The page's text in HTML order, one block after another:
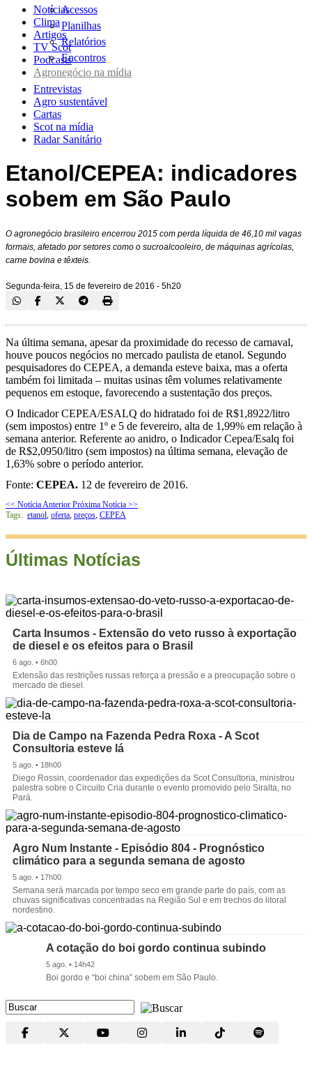
Acessos
Planilhas
Relatórios
Encontros
Notícias
Clima
Artigos
TV Scot
Podcasts
Agronegócio na mídia
Entrevistas
Agro sustentável
Cartas
Scot na mídia
Radar Sanitário
Etanol/CEPEA: indicadores
sobem em São Paulo
O agronegócio brasileiro encerrou 2015 com perda líquida de 46,10 mil vagas
formais, afetado por setores como o sucroalcooleiro, de máquinas agrícolas,
carne bovina e têxteis.
Segunda-feira, 15 de fevereiro de 2016 - 5h20
Na última semana, apesar da proximidade do recesso de carnaval,
houve poucos negócios no mercado paulista de etanol. Segundo
pesquisadores do CEPEA, a demanda esteve baixa, mas a oferta
também foi limitada – muitas usinas têm volumes relativamente
pequenos em estoque, favorecendo a sustentação dos preços.
O Indicador CEPEA/ESALQ do hidratado foi de R$1,8922/litro
(sem impostos) entre 1º e 5 de fevereiro, alta de 1,99% em relação à
semana anterior. Referente ao anidro, o Indicador Cepea/Esalq foi
de R$2,0950/litro (sem impostos) na última semana, elevação de
1,63% sobre o período anterior.
Fonte: CEPEA. 12 de fevereiro de 2016.
<< Notícia Anterior Próxima Notícia >>
Tags: etanol, oferta, preços, CEPEA
Últimas Notícias
Carta Insumos - Extensão do veto russo à exportação
de diesel e os efeitos para o Brasil
6 ago. • 6h00
Extensão das restrições russas reforça a pressão e a preocupação sobre o
mercado de diesel.
Dia de Campo na Fazenda Pedra Roxa - A Scot
Consultoria esteve lá
5 ago. • 18h00
Diego Rossin, coordenador das expedições da Scot Consultoria, ministrou
palestra sobre o Circuito Cria durante o evento promovido pelo Siralta, no
Pará.
Agro Num Instante - Episódio 804 - Prognóstico
climático para a segunda semana de agosto
5 ago. • 17h00
Semana será marcada por tempo seco em grande parte do país, com as
chuvas significativas concentradas na Região Sul e em trechos do litoral
nordestino.
A cotação do boi gordo continua subindo
5 ago. • 14h42
Boi gordo e “boi china” sobem em São Paulo.